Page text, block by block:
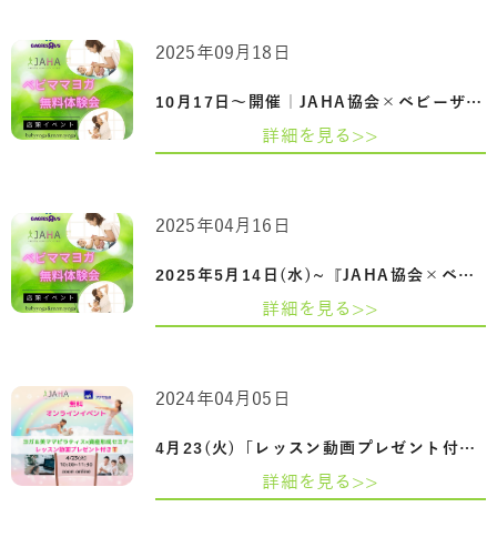
10月17日～開催｜JAHA協会×ベビーザらス …
2025年09月18日
詳細を見る>>
2025年5月14日(水)~『JAHA協会×ベビーザら…
2025年04月16日
詳細を見る>>
4月23(火)「レッスン動画プレゼント付き」…
2024年04月05日
詳細を見る>>